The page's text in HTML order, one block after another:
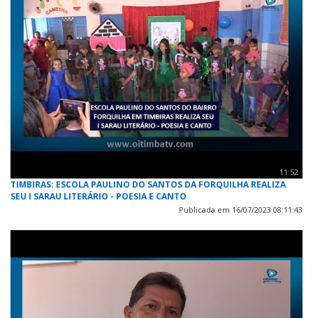
11:52
TIMBIRAS: ESCOLA PAULINO DO SANTOS DA FORQUILHA REALIZA
SEU I SARAU LITERÁRIO - POESIA E CANTO
Publicada em 16/07/2023 08:11:43